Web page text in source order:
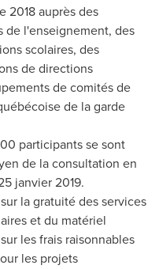
2018 auprès des
de l'enseignement, des
scolaires, des
de directions
de comités de
de la garde
participants se sont
de la consultation en
janvier 2019.
la gratuité des services
et du matériel
les frais raisonnables
les projets